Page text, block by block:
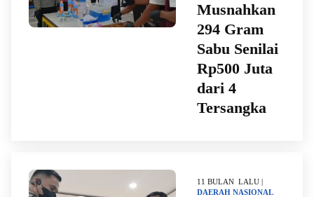
Musnahkan
294 Gram
Sabu Senilai
Rp500 Juta
dari 4
Tersangka
11 BULAN LALU |
DAERAH NASIONAL